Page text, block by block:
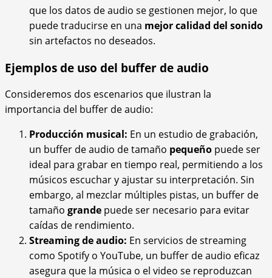
que los datos de audio se gestionen mejor, lo que
puede traducirse en una mejor calidad del sonido
sin artefactos no deseados.
Ejemplos de uso del buffer de audio
Consideremos dos escenarios que ilustran la
importancia del buffer de audio:
Producción musical: En un estudio de grabación,
un buffer de audio de tamaño pequeño puede ser
ideal para grabar en tiempo real, permitiendo a los
músicos escuchar y ajustar su interpretación. Sin
embargo, al mezclar múltiples pistas, un buffer de
tamaño grande puede ser necesario para evitar
caídas de rendimiento.
Streaming de audio: En servicios de streaming
como Spotify o YouTube, un buffer de audio eficaz
asegura que la música o el video se reproduzcan